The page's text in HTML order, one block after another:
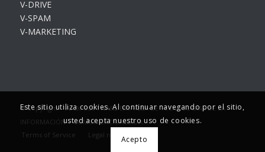
V-DRIVE
V-SPAM
V-MARKETING
© Copyright - VUCK-SOFTWARE EMPRESA DE TECNOLOGÍAS DE LA
INFORMACIÓN Y COMUNICACIONES S.A.
Terms of Service
Legal notice
Este sitio utiliza cookies. Al continuar navegando por el sitio,
usted acepta nuestro uso de cookies.
Acepto